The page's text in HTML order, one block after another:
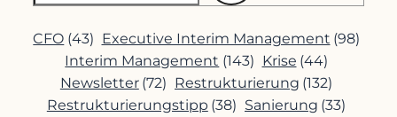
CFO (43) Executive Interim Management (98)
Interim Management (143) Krise (44)
Newsletter (72) Restrukturierung (132)
Restrukturierungstipp (38) Sanierung (33)